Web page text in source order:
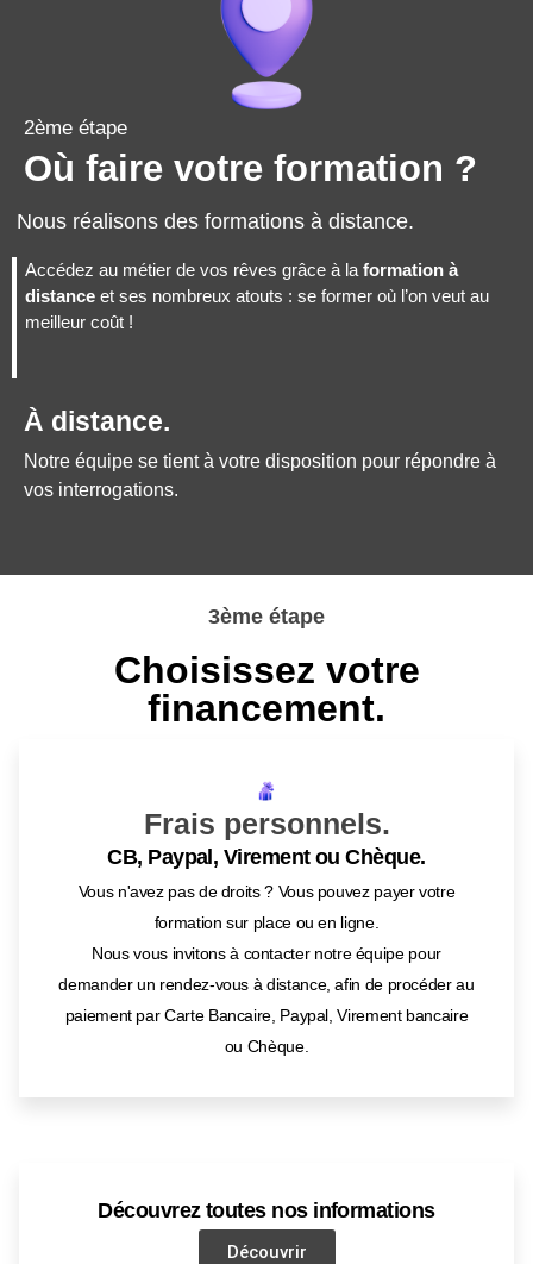
2ème étape
Où faire votre formation ?
Nous réalisons des formations à distance.
Accédez au métier de vos rêves grâce à la formation à
distance et ses nombreux atouts : se former où l’on veut au
meilleur coût !
À distance.
Notre équipe se tient à votre disposition pour répondre à
vos interrogations.
3ème étape
Choisissez votre
financement.
Frais personnels.
CB, Paypal, Virement ou Chèque.
Vous n'avez pas de droits ? Vous pouvez payer votre
formation sur place ou en ligne.
Nous vous invitons à contacter notre équipe pour
demander un rendez-vous à distance, afin de procéder au
paiement par Carte Bancaire, Paypal, Virement bancaire
ou Chèque.
Découvrez toutes nos informations
Découvrir